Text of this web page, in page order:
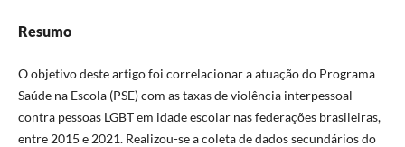
Resumo
O objetivo deste artigo foi correlacionar a atuação do Programa
Saúde na Escola (PSE) com as taxas de violência interpessoal
contra pessoas LGBT em idade escolar nas federações brasileiras,
entre 2015 e 2021. Realizou-se a coleta de dados secundários do